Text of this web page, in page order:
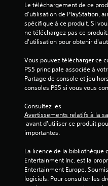
Le téléchargement de ce
d'utilisation de PlayStation,
spécifique à ce produit. Si
ne téléchargez pas ce
d'utilisation pour obtenir
Vous pouvez télécharger ce
PS5 principale associée à
Partage de console et jeu
consoles PS5 si vous vous
Consultez les
Avertissements relatifs à la
importantes.
La licence de la bibliothèque
Entertainment Inc. est la
Entertainment Europe.
logiciels. Pour consulter les